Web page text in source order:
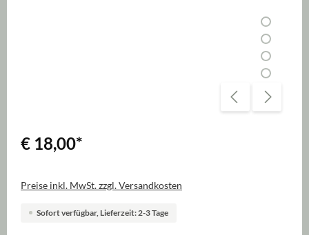
€ 18,00*
Preise inkl. MwSt. zzgl. Versandkosten
Sofort verfügbar, Lieferzeit: 2-3 Tage